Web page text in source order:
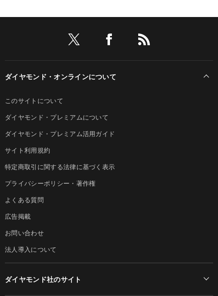
ダイヤモンド・オンラインについて
このサイトについて
ダイヤモンド・プレミアムについて
ダイヤモンド・プレミアム活用ガイド
サイト利用規約
特定商取引に関する法律に基づく表示
プライバシーポリシー・著作権
よくある質問
広告掲載
お問い合わせ
法人導入について
ダイヤモンド社のサイト